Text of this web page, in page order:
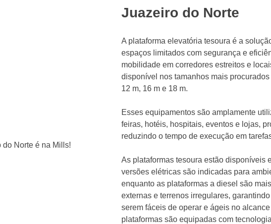
Juazeiro do Norte
A plataforma elevatória tesoura é a
espaços limitados com segurança e
mobilidade em corredores estreitos e
disponível nos tamanhos mais
12 m, 16 m e 18 m.
Esses equipamentos são amplamente
feiras, hotéis, hospitais, eventos e lojas,
reduzindo o tempo de execução em
As plataformas tesoura estão disponíveis
versões elétricas são indicadas para
enquanto as plataformas a diesel são
externas e terrenos irregulares,
serem fáceis de operar e ágeis no
plataformas são equipadas com